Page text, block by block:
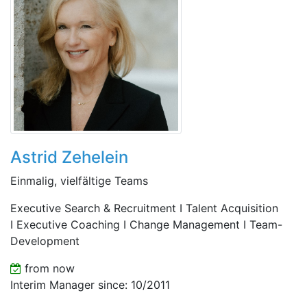
Astrid Zehelein
Einmalig, vielfältige Teams
Executive Search & Recruitment I Talent Acquisition
I Executive Coaching I Change Management I Team-
Development
from now
Interim Manager since: 10/2011